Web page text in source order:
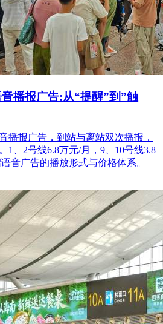
播报广告:从“提醒”到”触
播报广告，到站与离站双次播报，
1、2号线6.8万元/月，9、10号线3.8
音广告的播放形式与价格体系。